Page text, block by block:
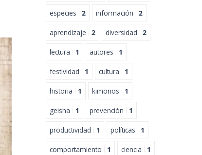
especies 2 información 2
aprendizaje 2 diversidad 2
lectura 1 autores 1
festividad 1 cultura 1
historia 1 kimonos 1
geisha 1 prevención 1
productividad 1 políticas 1
comportamiento 1 ciencia 1